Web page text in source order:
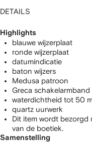
DETAILS
Highlights
blauwe wijzerplaat
ronde wijzerplaat
datumindicatie
baton wijzers
Medusa patroon
Greca schakelarmband
waterdichtheid tot 50
quartz uurwerk
Dit item wordt bezorgd
van de boetiek.
Samenstelling